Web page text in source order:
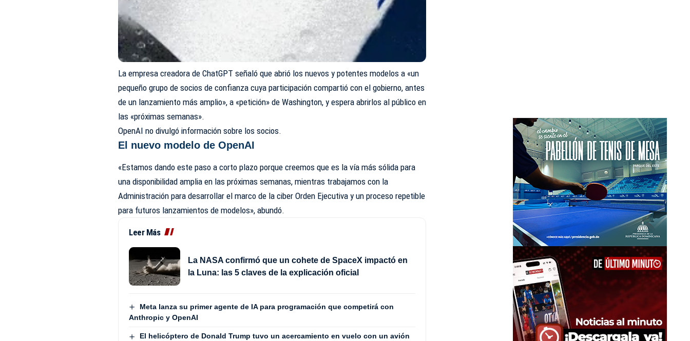
La empresa creadora de ChatGPT señaló que abrió los nuevos y potentes modelos a «un
pequeño grupo de socios de confianza cuya participación compartió con el gobierno, antes
de un lanzamiento más amplio», a «petición» de Washington, y espera abrirlos al público en
las «próximas semanas».
OpenAI no divulgó información sobre los socios.
El nuevo modelo de OpenAI
«Estamos dando este paso a corto plazo porque creemos que es la vía más sólida para
una disponibilidad amplia en las próximas semanas, mientras trabajamos con la
Administración para desarrollar el marco de la ciber Orden Ejecutiva y un proceso repetible
para futuros lanzamientos de modelos», abundó.
Leer Más
La NASA confirmó que un cohete de SpaceX impactó en
la Luna: las 5 claves de la explicación oficial
Meta lanza su primer agente de IA para programación que competirá con
Anthropic y OpenAI
El helicóptero de Donald Trump tuvo un acercamiento en vuelo con un avión